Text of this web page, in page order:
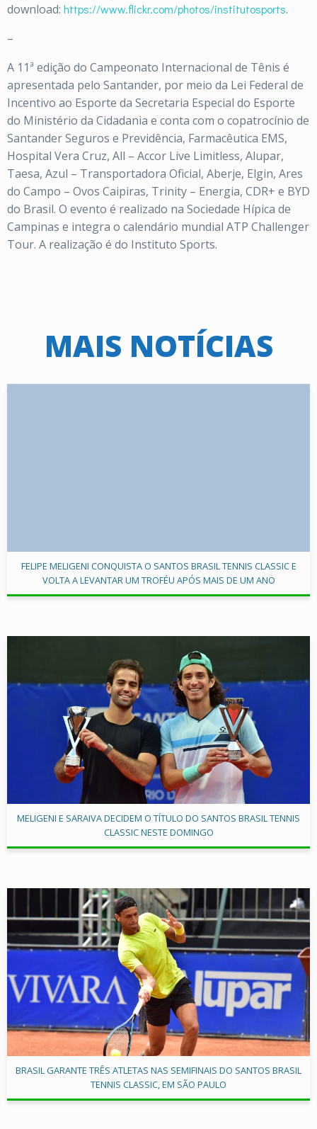
download: https://www.flickr.com/photos/institutosports.
–
A 11ª edição do Campeonato Internacional de Tênis é
apresentada pelo Santander, por meio da Lei Federal de
Incentivo ao Esporte da Secretaria Especial do Esporte
do Ministério da Cidadania e conta com o copatrocínio de
Santander Seguros e Previdência, Farmacêutica EMS,
Hospital Vera Cruz, All – Accor Live Limitless, Alupar,
Taesa, Azul – Transportadora Oficial, Aberje, Elgin, Ares
do Campo – Ovos Caipiras, Trinity – Energia, CDR+ e BYD
do Brasil. O evento é realizado na Sociedade Hípica de
Campinas e integra o calendário mundial ATP Challenger
Tour. A realização é do Instituto Sports.
MAIS NOTÍCIAS
FELIPE MELIGENI CONQUISTA O SANTOS BRASIL TENNIS CLASSIC E
VOLTA A LEVANTAR UM TROFÉU APÓS MAIS DE UM ANO
MELIGENI E SARAIVA DECIDEM O TÍTULO DO SANTOS BRASIL TENNIS
CLASSIC NESTE DOMINGO
BRASIL GARANTE TRÊS ATLETAS NAS SEMIFINAIS DO SANTOS BRASIL
TENNIS CLASSIC, EM SÃO PAULO